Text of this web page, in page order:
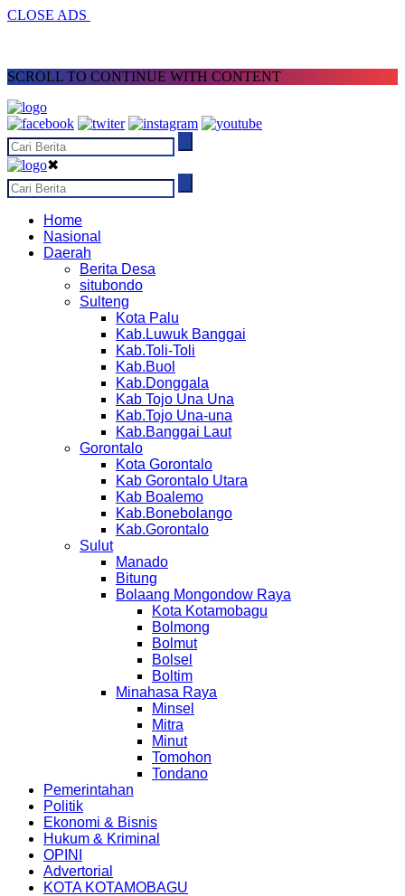
CLOSE ADS
SCROLL TO CONTINUE WITH CONTENT
✖
Home
Nasional
Daerah
Berita Desa
situbondo
Sulteng
Kota Palu
Kab.Luwuk Banggai
Kab.Toli-Toli
Kab.Buol
Kab.Donggala
Kab Tojo Una Una
Kab.Tojo Una-una
Kab.Banggai Laut
Gorontalo
Kota Gorontalo
Kab Gorontalo Utara
Kab Boalemo
Kab.Bonebolango
Kab.Gorontalo
Sulut
Manado
Bitung
Bolaang Mongondow Raya
Kota Kotamobagu
Bolmong
Bolmut
Bolsel
Boltim
Minahasa Raya
Minsel
Mitra
Minut
Tomohon
Tondano
Pemerintahan
Politik
Ekonomi & Bisnis
Hukum & Kriminal
OPINI
Advertorial
KOTA KOTAMOBAGU